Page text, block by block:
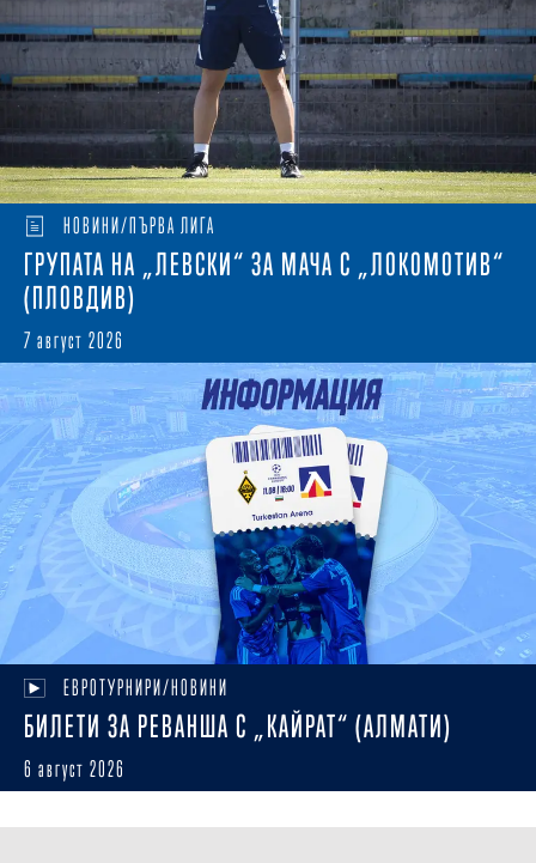
НОВИНИ/ПЪРВА ЛИГА
ГРУПАТА НА „ЛЕВСКИ“ ЗА МАЧА С „ЛОКОМОТИВ“
(ПЛОВДИВ)
7 август 2026
ЕВРОТУРНИРИ/НОВИНИ
БИЛЕТИ ЗА РЕВАНША С „КАЙРАТ“ (АЛМАТИ)
6 август 2026